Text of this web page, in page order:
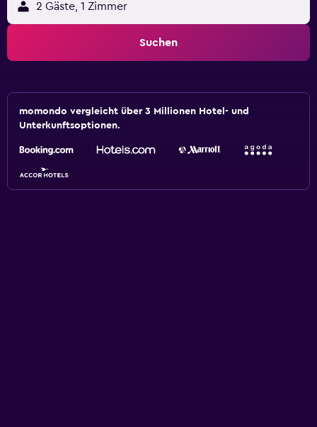
2 Gäste, 1 Zimmer
Suchen
momondo vergleicht über 3 Millionen Hotel- und
Unterkunftsoptionen.